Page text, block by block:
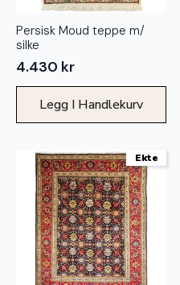
Persisk Moud teppe m/
silke
4.430 kr
Legg I Handlekurv
Ekte